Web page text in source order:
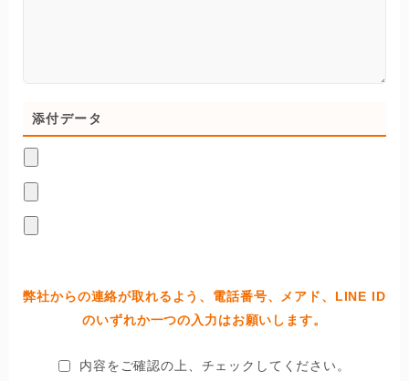
添付データ
弊社からの連絡が取れるよう、電話番号、メアド、LINE ID
のいずれか一つの入力はお願いします。
内容をご確認の上、チェックしてください。